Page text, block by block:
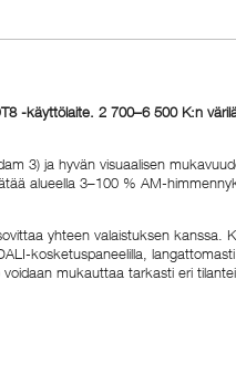
-käyttölaite. 2 700–6 500 K:n
3) ja hyvän visuaalisen
alueella 3–100 % AM-
yhteen valaistuksen
kosketuspaneelilla,
mukauttaa tarkasti eri